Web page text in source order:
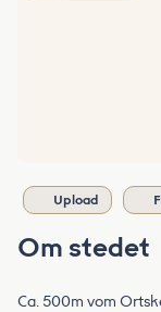
Upload
Om stedet
Ca. 500m vom